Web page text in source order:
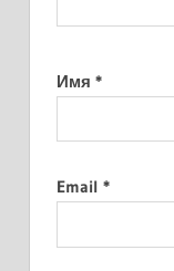
Имя *
Email *